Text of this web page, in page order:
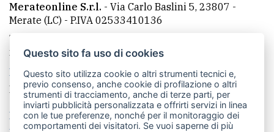
Merateonline S.r.l. - Via Carlo Baslini 5, 23807 -
Merate (LC) - P.IVA 02533410136
Telefono:
mail: redazione@merateonline.it
La redazione
CasateOnline LeccoOnline
RSS
Made by VIP
Privacy policy
Cookie policy
Questo sito fa uso di cookies
Questo sito utilizza cookie o altri strumenti tecnici e,
previo consenso, anche cookie di profilazione o altri
strumenti di tracciamento, anche di terze parti, per
inviarti pubblicità personalizzata e offrirti servizi in linea
con le tue preferenze, nonché per il monitoraggio dei
comportamenti dei visitatori. Se vuoi saperne di più